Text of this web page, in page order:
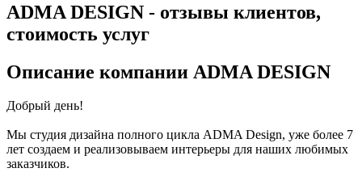
ADMA DESIGN - отзывы клиентов,
стоимость услуг
Описание компании ADMA DESIGN
Добрый день!
Мы студия дизайна полного цикла ADMA Design, уже более 7
лет создаем и реализовываем интерьеры для наших любимых
заказчиков.